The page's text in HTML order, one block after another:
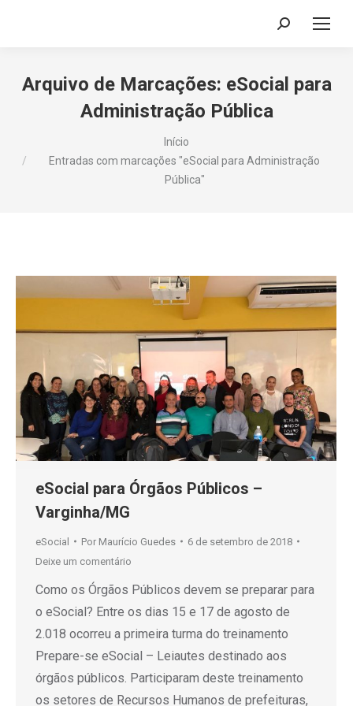
Search:
Arquivo de Marcações: eSocial para
Administração Pública
Início
Entradas com marcações "eSocial para Administração
Pública"
eSocial para Órgãos Públicos –
Varginha/MG
eSocial Por Maurício Guedes
6 de setembro de 2018
Deixe um comentário
Como os Órgãos Públicos devem se preparar para
o eSocial? Entre os dias 15 e 17 de agosto de
2.018 ocorreu a primeira turma do treinamento
Prepare-se eSocial – Leiautes destinado aos
órgãos públicos. Participaram deste treinamento
os setores de Recursos Humanos de prefeituras,